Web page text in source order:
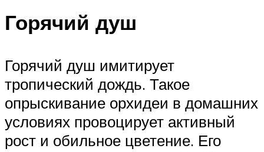
Горячий душ
Горячий душ имитирует
тропический дождь. Такое
опрыскивание орхидеи в домашних
условиях провоцирует активный
рост и обильное цветение. Его